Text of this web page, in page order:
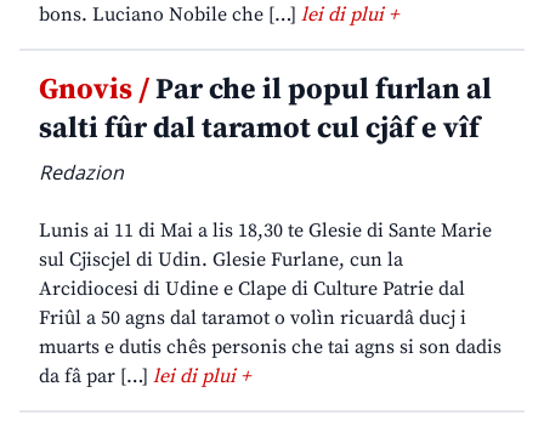
bons. Luciano Nobile che […] lei di plui +
Gnovis /Par che il popul furlan al
salti fûr dal taramot cul cjâf e vîf
Redazion
Lunis ai 11 di Mai a lis 18,30 te Glesie di Sante Marie
sul Cjiscjel di Udin. Glesie Furlane, cun la
Arcidiocesi di Udine e Clape di Culture Patrie dal
Friûl a 50 agns dal taramot o volìn ricuardâ ducj i
muarts e dutis chês personis che tai agns si son dadis
da fâ par […] lei di plui +